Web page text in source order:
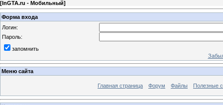
[InGTA.ru - Мобильный]
Форма входа
Логин:
Пароль:
запомнить
Меню сайта
Главная страница Форум Файлы Полезные